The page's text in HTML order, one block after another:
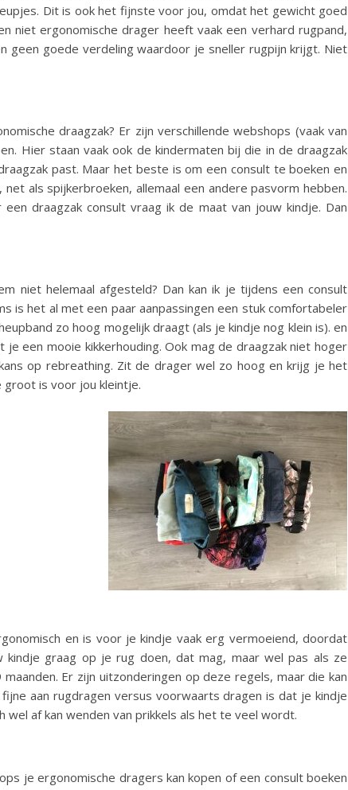
Dit is ook het fijnste voor jou, omdat het gewicht goed
niet ergonomische drager heeft vaak een verhard rugpand,
geen goede verdeling waardoor je sneller rugpijn krijgt. Niet
draagzak? Er zijn verschillende webshops (vaak van
Hier staan vaak ook de kindermaten bij die in de draagzak
past. Maar het beste is om een consult te boeken en
als spijkerbroeken, allemaal een andere pasvorm hebben.
draagzak consult vraag ik de maat van jouw kindje. Dan
niet helemaal afgesteld? Dan kan ik je tijdens een consult
is het al met een paar aanpassingen een stuk comfortabeler
zo hoog mogelijk draagt (als je kindje nog klein is). en
een mooie kikkerhouding. Ook mag de draagzak niet hoger
op rebreathing. Zit de drager wel zo hoog en krijg je het
groot is voor jou kleintje.
en is voor je kindje vaak erg vermoeiend, doordat
kindje graag op je rug doen, dat mag, maar wel pas als ze
Er zijn uitzonderingen op deze regels, maar die kan
aan rugdragen versus voorwaarts dragen is dat je kindje
wel af kan wenden van prikkels als het te veel wordt.
je ergonomische dragers kan kopen of een consult boeken